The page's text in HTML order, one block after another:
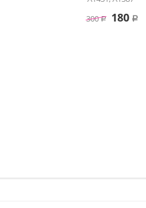
300 Р 180 Р